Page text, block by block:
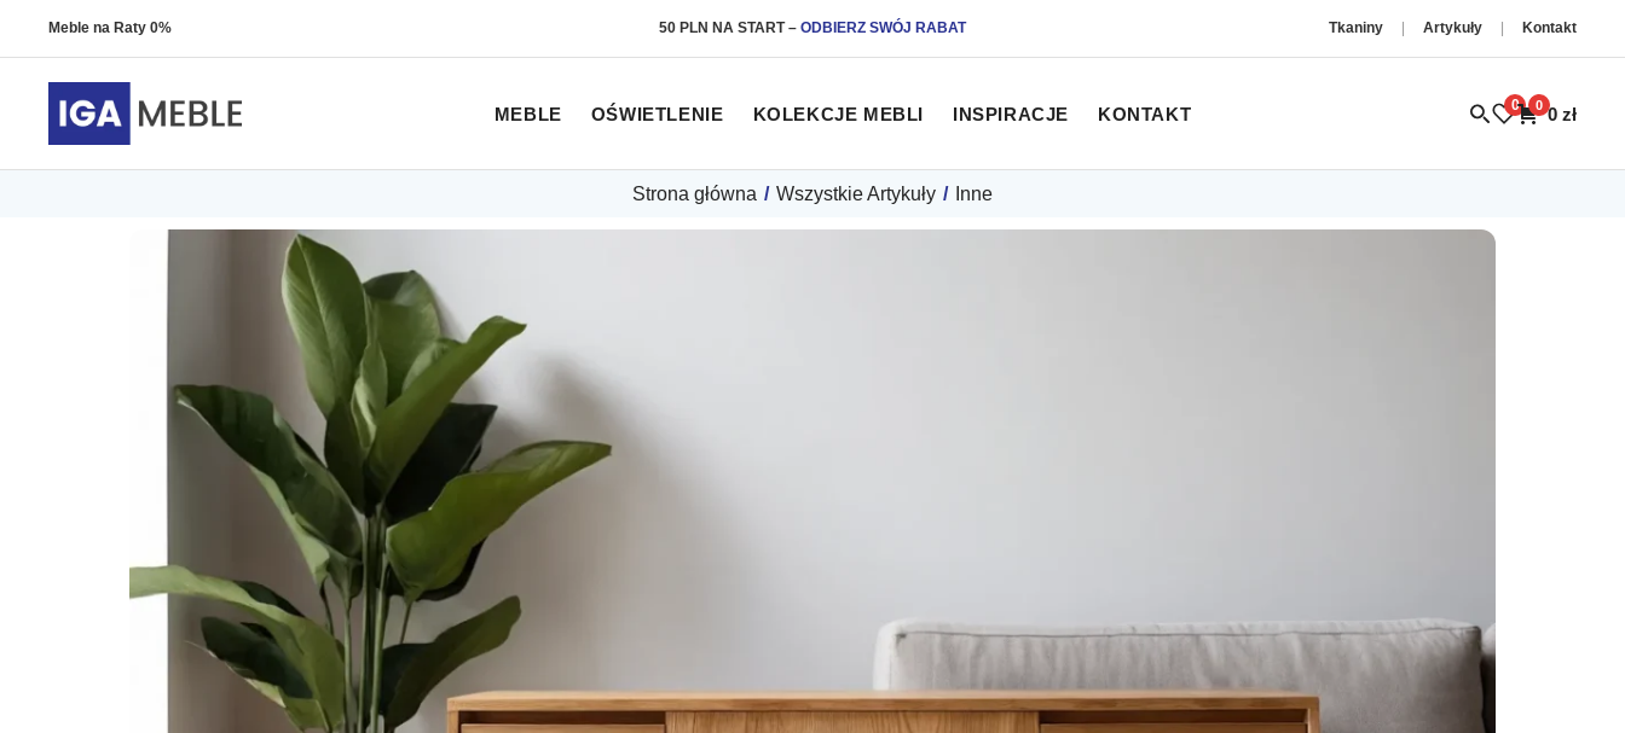
Meble na Raty 0% 50 PLN NA START– ODBIERZ SWÓJ RABAT Tkaniny Artykuły Kontakt
MEBLE OŚWIETLENIE KOLEKCJE MEBLI INSPIRACJE KONTAKT 0 0 0 zł
Strona główna / Wszystkie Artykuły / Inne